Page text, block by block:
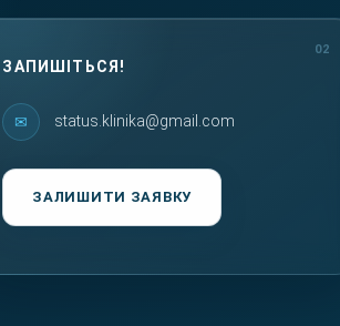
ЗАПИШІТЬСЯ!
status.klinika@gmail.com
ЗАЛИШИТИ ЗАЯВКУ